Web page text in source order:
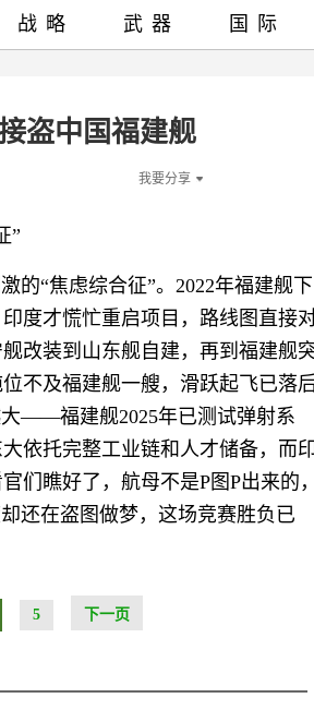
盗中国福建舰
我要分享
”
的“焦虑综合征”。2022年福建舰下
度才慌忙重启项目，路线图直接
改装到山东舰自建，再到福建舰
不及福建舰一艘，滑跃起飞已落
大——福建舰2025年已测试弹射系
依托完整工业链和人才储备，而
们瞧好了，航母不是P图P出来的，
还在盗图做梦，这场竞赛胜负已
5 下一页
战略 武器 国际